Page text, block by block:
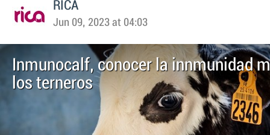
RICA
Jun 09, 2023 at 04:03
Inmunocalf, conocer la innmunidad
los terneros